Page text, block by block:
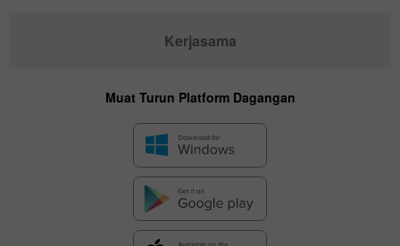
Kerjasama
Muat Turun Platform Dagangan